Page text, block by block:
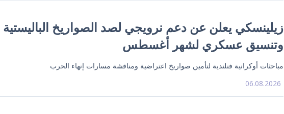
زيلينسكي يعلن عن دعم نرويجي لصد الصواريخ الباليستية
وتنسيق عسكري لشهر أغسطس
مباحثات أوكرانية فنلندية لتأمين صواريخ اعتراضية ومناقشة مسارات إنهاء الحرب
06.08.2026